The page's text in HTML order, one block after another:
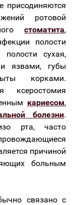
присодиняются
ротовой
стоматита,
полости
полости сухая,
язвами, губы
корками.
ксеростомия
кариесом,
болезни.
рта, часто
причиной
больным
связано с